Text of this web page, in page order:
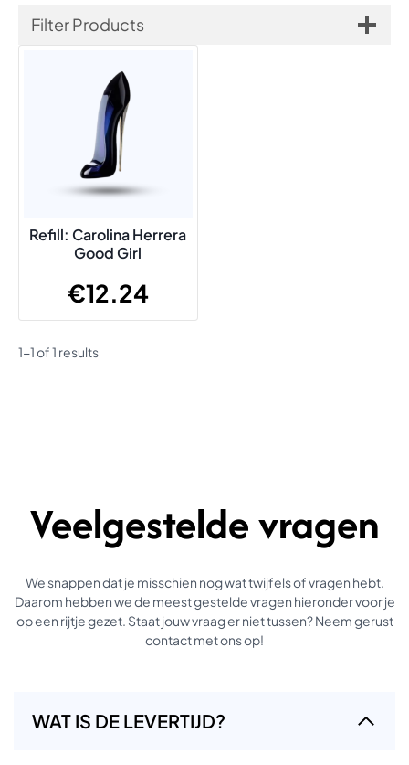
Filter Products
Refill: Carolina Herrera
Good Girl
€12.24
1-1 of 1 results
Veelgestelde vragen
We snappen dat je misschien nog wat twijfels of vragen hebt.
Daarom hebben we de meest gestelde vragen hieronder voor je
op een rijtje gezet. Staat jouw vraag er niet tussen? Neem gerust
contact met ons op!
WAT IS DE LEVERTIJD?